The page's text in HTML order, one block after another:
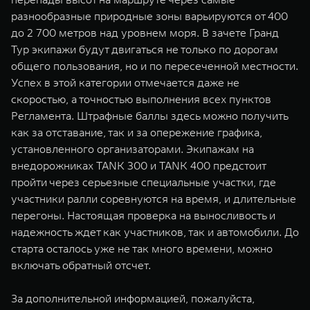
разнообразные природные зоны варьируются от 400
до 2 700 метров над уровнем моря. В зачете Гранд
Тур экипажи будут двигаться не только по дорогам
общего пользования, но и по пересеченной местности.
Успех в этой категории отмечается даже не
скоростью, а точностью выполнения всех пунктов
Регламента. Штрафные баллы здесь можно получить
как за отставание, так и за опережение графика,
установленного организаторами. Экипажам на
внедорожниках TANK 300 и TANK 400 предстоит
пройти через серьезные специальные участки, где
участники ралли соревнуются на время, и длительные
перегоны. Настоящая проверка на выносливость и
надежность ждет как участников, так и автомобили. До
старта осталось уже не так много времени, можно
включать обратный отсчет.
За дополнительной информацией, пожалуйста,